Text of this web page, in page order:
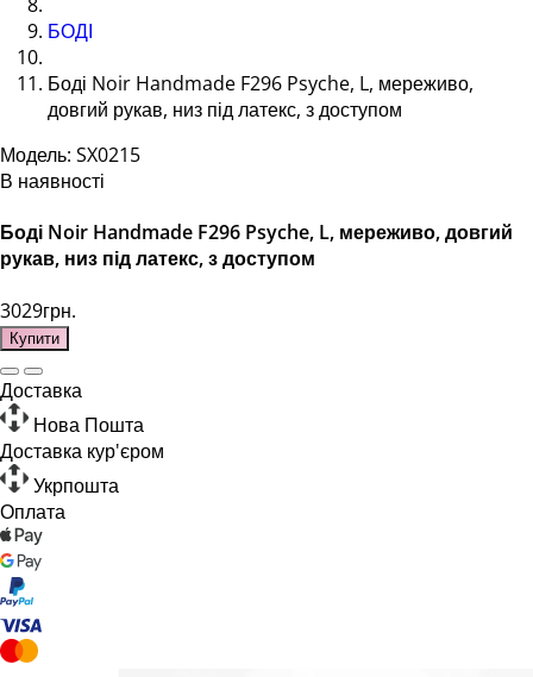
БОДІ
Боді Noir Handmade F296 Psyche, L, мереживо,
довгий рукав, низ під латекс, з доступом
Модель: SX0215
В наявності
Боді Noir Handmade F296 Psyche, L, мереживо, довгий
рукав, низ під латекс, з доступом
3029грн.
Купити
Доставка
Нова Пошта
Доставка кур'єром
Укрпошта
Оплата